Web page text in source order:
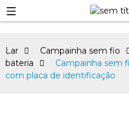
Lar Campainha sem fio
bateria
Campainha sem
com placa de identificação